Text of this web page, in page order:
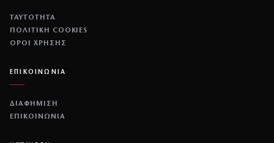
ΤΑΥΤΟΤΗΤΑ
ΠΟΛΙΤΙΚΉ COOKIES
ΌΡΟΙ ΧΡΉΣΗΣ
ΕΠΙΚΟΙΝΩΝΙΑ
ΔΙΑΦΗΜΙΣΗ
ΕΠΙΚΟΙΝΩΝΙΑ